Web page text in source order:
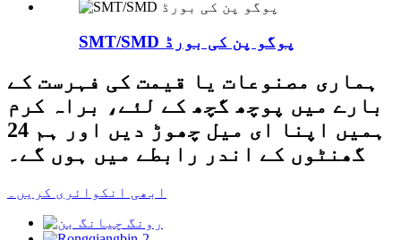
SMT/SMD پوگو پن کی بورڈ
ہماری مصنوعات یا قیمت کی فہرست کے
بارے میں پوچھ گچھ کے لئے، براہ کرم
ہمیں اپنا ای میل چھوڑ دیں اور ہم 24
گھنٹوں کے اندر رابطے میں ہوں گے۔
ابھی انکوائری کریں۔